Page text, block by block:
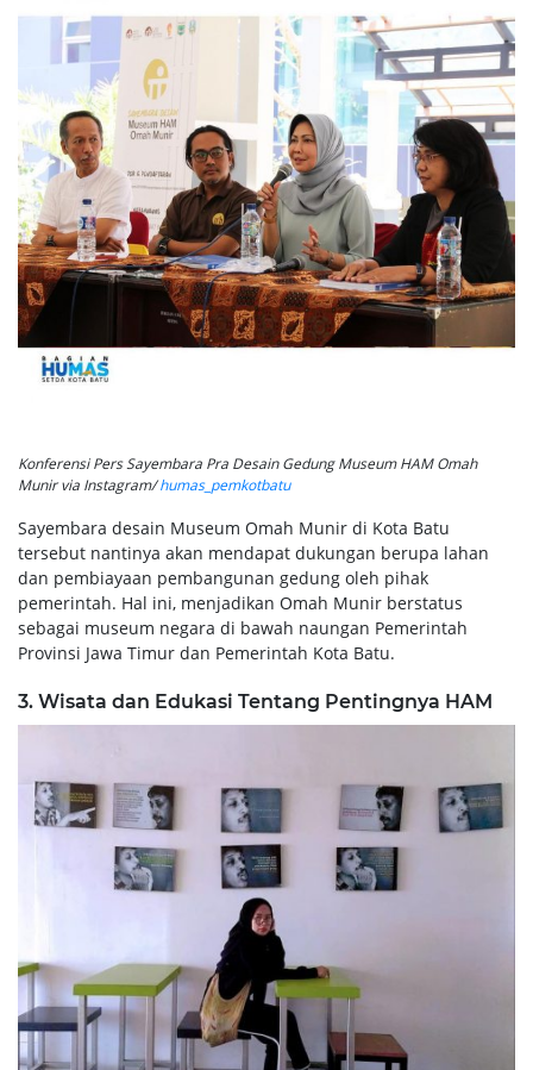
Konferensi Pers Sayembara Pra Desain Gedung Museum HAM Omah
Munir via Instagram/humas_pemkotbatu
Sayembara desain Museum Omah Munir di Kota Batu
tersebut nantinya akan mendapat dukungan berupa lahan
dan pembiayaan pembangunan gedung oleh pihak
pemerintah. Hal ini, menjadikan Omah Munir berstatus
sebagai museum negara di bawah naungan Pemerintah
Provinsi Jawa Timur dan Pemerintah Kota Batu.
3. Wisata dan Edukasi Tentang Pentingnya HAM